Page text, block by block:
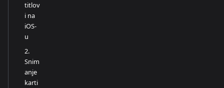
titlov
i na
iOS-
u
2.
Snim
anje
karti